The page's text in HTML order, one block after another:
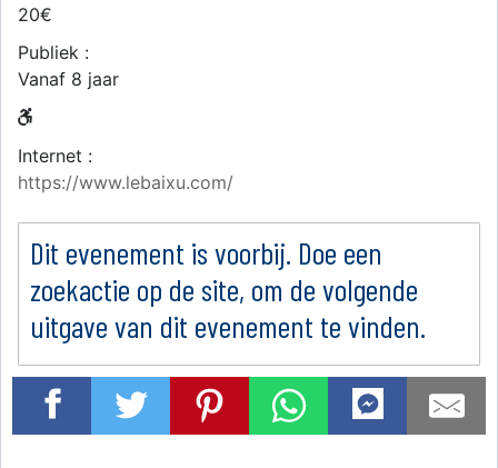
20€
Publiek :
Vanaf 8 jaar
Internet :
https://www.lebaixu.com/
Dit evenement is voorbij. Doe een
zoekactie op de site, om de volgende
uitgave van dit evenement te vinden.